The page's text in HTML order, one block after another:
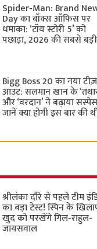
Spider-Man: Brand
Day का बॉक्स ऑफिस पर
धमाका: ‘टॉय स्टोरी 5’ को
पछाड़ा, 2026 की सबसे बड़ी
Bigg Boss 20 का नया
आउट: सलमान खान के
और ‘वरदान’ ने बढ़ाया
जानें क्या होगी इस बार की
श्रीलंका दौरे से पहले टीम
का बड़ा टेस्ट! स्पिन के
खुद को परखेंगे गिल-राहुल-
जायसवाल